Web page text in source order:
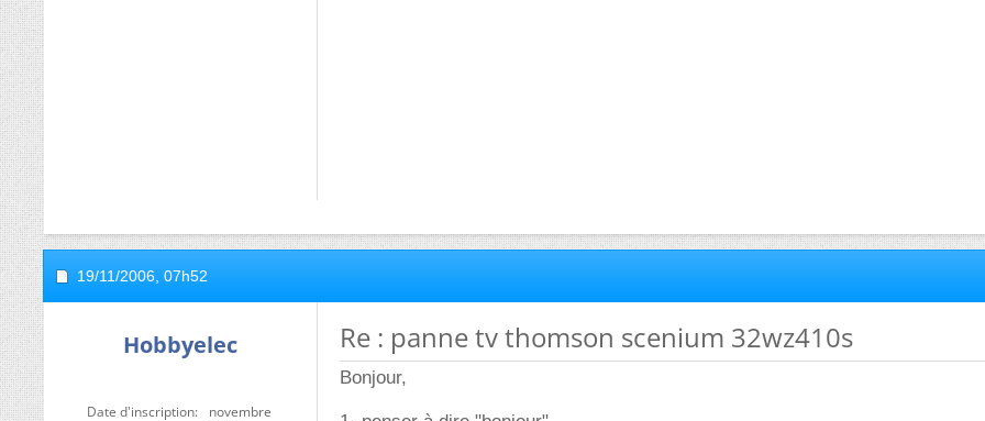
19/11/2006, 07h52
Hobbyelec
Date d'inscription
novembre
Re : panne tv thomson scenium 32wz410s
Bonjour,